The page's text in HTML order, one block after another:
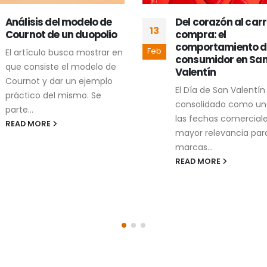
Del corazón al carrito de
compra: el
comportamiento del
consumidor en San
Valentín
El Día de San Valentín se ha
consolidado como una de
las fechas comerciales con
12
Feb
Predicción del
Bancarrota
mediante Machine
Learning: Un
Comparativo con
Random Forest y
Gradient Boosting
La presente tesis
capacidad de
machine learning para
estimar la